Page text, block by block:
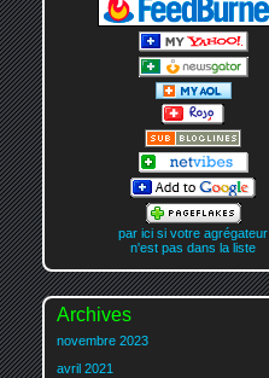
par ici si votre agrégateur
n'est pas dans la liste
Archives
novembre 2023
avril 2021